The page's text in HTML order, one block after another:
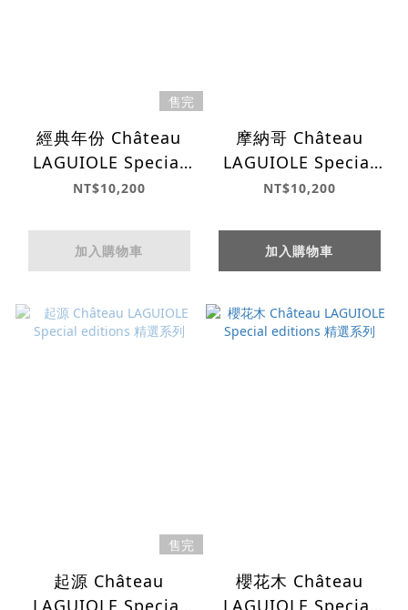
售完
經典年份 Château
LAGUIOLE Special
editions 精選系列
NT$10,200
加入購物車
摩納哥 Château
LAGUIOLE Special
editions 精選系列
NT$10,200
加入購物車
售完
起源 Château
LAGUIOLE Special
櫻花木 Château
LAGUIOLE Special